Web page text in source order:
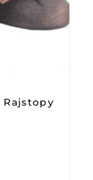
Rajstopy